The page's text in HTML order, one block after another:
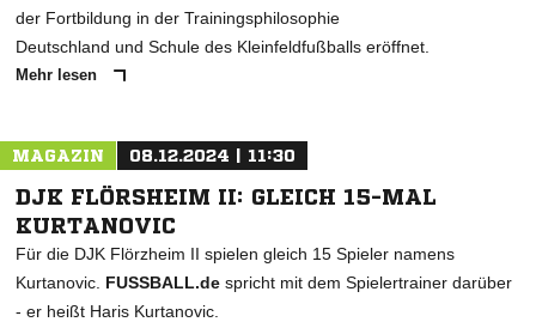
der Fortbildung in der Trainingsphilosophie
Deutschland und Schule des Kleinfeldfußballs eröffnet.
Mehr lesen
MAGAZIN 08.12.2024 | 11:30
DJK FLÖRSHEIM II: GLEICH 15-MAL
KURTANOVIC
Für die DJK Flörzheim II spielen gleich 15 Spieler namens
Kurtanovic. FUSSBALL.de spricht mit dem Spielertrainer darüber
- er heißt Haris Kurtanovic.